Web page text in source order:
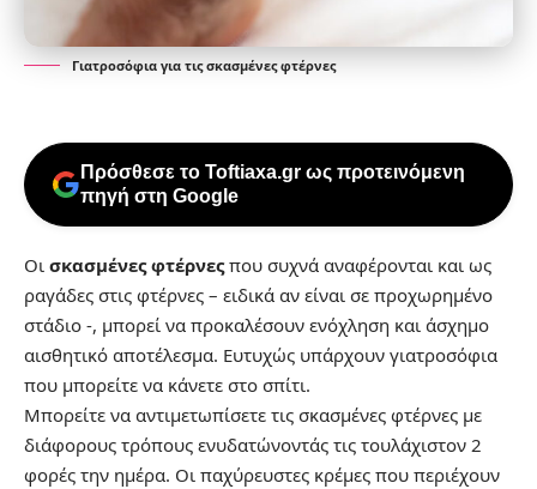
Γιατροσόφια για τις σκασμένες φτέρνες
Πρόσθεσε το Toftiaxa.gr ως προτεινόμενη
πηγή στη Google
Οι σκασμένες φτέρνεςπου συχνά αναφέρονται και ως
ραγάδες στις φτέρνες – ειδικά αν είναι σε προχωρημένο
στάδιο -, μπορεί να προκαλέσουν ενόχληση και άσχημο
αισθητικό αποτέλεσμα. Ευτυχώς υπάρχουν γιατροσόφια
που μπορείτε να κάνετε στο σπίτι.
Μπορείτε να αντιμετωπίσετε τις σκασμένες φτέρνες με
διάφορους τρόπους ενυδατώνοντάς τις τουλάχιστον 2
φορές την ημέρα. Οι παχύρευστες κρέμες που περιέχουν